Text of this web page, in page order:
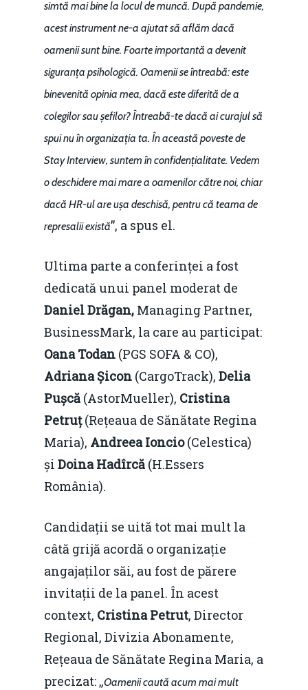
simtă mai bine la locul de muncă. După pandemie,
acest instrument ne-a ajutat să aflăm dacă
oamenii sunt bine. Foarte importantă a devenit
siguranța psihologică. Oamenii se întreabă: este
binevenită opinia mea, dacă este diferită de a
colegilor sau șefilor? Întreabă-te dacă ai curajul să
spui nu în organizația ta. În această poveste de
Stay Interview, suntem în confidențialitate. Vedem
o deschidere mai mare a oamenilor către noi, chiar
dacă HR-ul are ușa deschisă, pentru că teama de
represalii există”, a spus el.
Ultima parte a conferinței a fost
dedicată unui panel moderat de
Daniel Drăgan, Managing Partner,
BusinessMark, la care au participat:
Oana Todan (PGS SOFA & CO),
Adriana Șicon (CargoTrack), Delia
Pușcă (AstorMueller), Cristina
Petruț(Rețeaua de Sănătate Regina
Maria), Andreea Ioncio(Celestica)
și Doina Hadîrcă (H.Essers
România).
Candidații se uită tot mai mult la
câtă grijă acordă o organizație
angajaților săi, au fost de părere
invitații de la panel. În acest
context, Cristina Petrut, Director
Regional, Divizia Abonamente,
Rețeaua de Sănătate Regina Maria, a
precizat: „Oamenii caută acum mai mult